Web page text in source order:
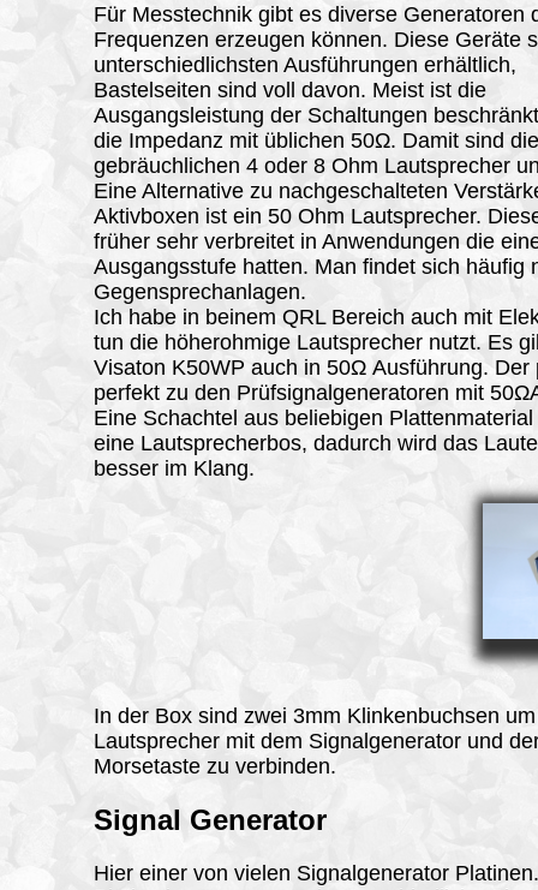
Für Messtechnik gibt es diverse Generatoren
Frequenzen erzeugen können. Diese Geräte
unterschiedlichsten Ausführungen erhältlich,
Bastelseiten sind voll davon. Meist ist die
Ausgangsleistung der Schaltungen
die Impedanz mit üblichen 50Ω. Damit sind
gebräuchlichen 4 oder 8 Ohm Lautsprecher
Eine Alternative zu nachgeschalteten
Aktivboxen ist ein 50 Ohm Lautsprecher.
früher sehr verbreitet in Anwendungen die
Ausgangsstufe hatten. Man findet sich häufig
Gegensprechanlagen.
Ich habe in beinem QRL Bereich auch mit
tun die höherohmige Lautsprecher nutzt. Es
Visaton K50WP auch in 50Ω Ausführung. Der
perfekt zu den Prüfsignalgeneratoren mit
Eine Schachtel aus beliebigen
eine Lautsprecherbos, dadurch wird das
besser im Klang.
In der Box sind zwei 3mm Klinkenbuchsen
Lautsprecher mit dem Signalgenerator und
Morsetaste zu verbinden.
Signal Generator
Hier einer von vielen Signalgenerator